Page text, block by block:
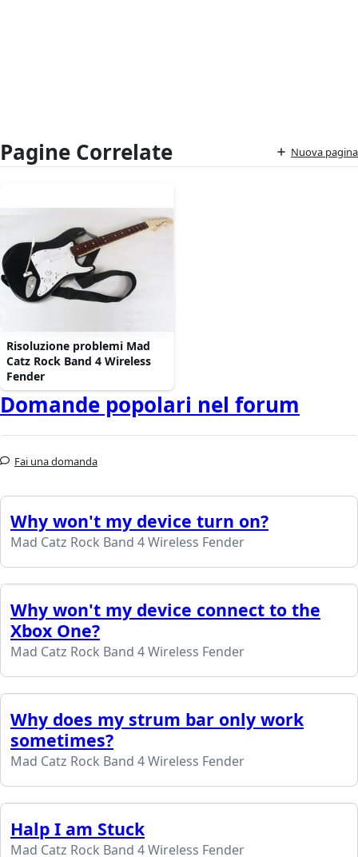
Pagine Correlate Nuova pagina
Risoluzione problemi Mad
Catz Rock Band 4 Wireless
Fender
Domande popolari nel forum
Fai una domanda
Why won't my device turn on?
Mad Catz Rock Band 4 Wireless Fender
Why won't my device connect to the
Xbox One?
Mad Catz Rock Band 4 Wireless Fender
Why does my strum bar only work
sometimes?
Mad Catz Rock Band 4 Wireless Fender
Halp I am Stuck
Mad Catz Rock Band 4 Wireless Fender